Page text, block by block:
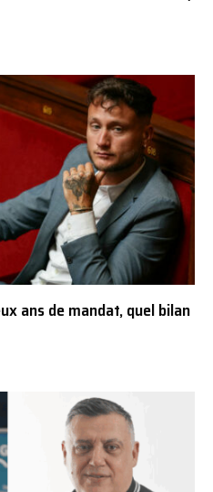
ans de mandat, quel bilan